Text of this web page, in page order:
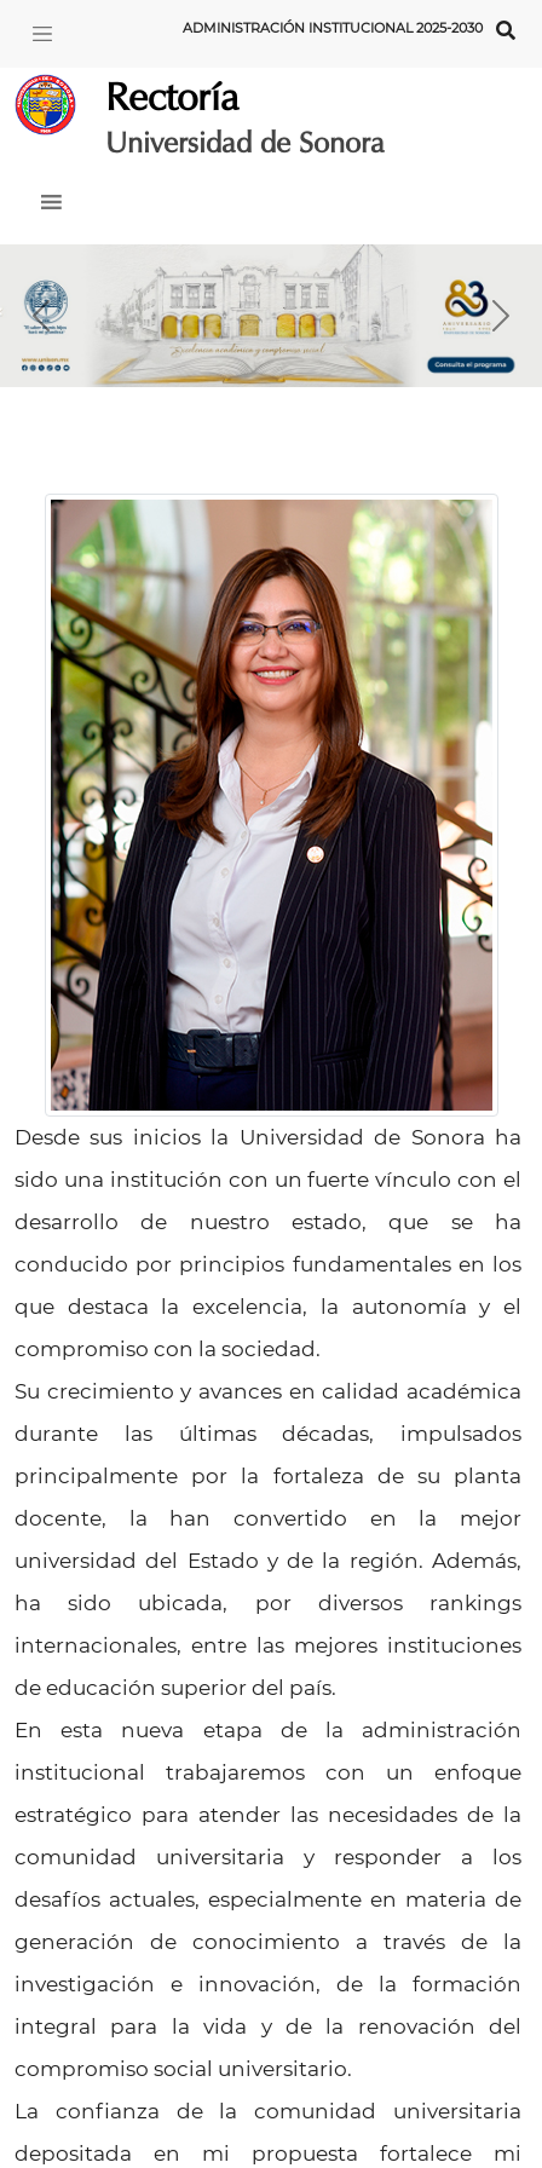
content
ADMINISTRACIÓN INSTITUCIONAL 2025-2030
Rectoría
Universidad de Sonora
Previous
Desde sus inicios la Universidad de Sonora ha
sido una institución con un fuerte vínculo con el
desarrollo de nuestro estado, que se ha
conducido por principios fundamentales en los
que destaca la excelencia, la autonomía y el
compromiso con la sociedad.
Su crecimiento y avances en calidad académica
durante las últimas décadas, impulsados
principalmente por la fortaleza de su planta
docente, la han convertido en la mejor
universidad del Estado y de la región. Además,
ha sido ubicada, por diversos rankings
internacionales, entre las mejores instituciones
de educación superior del país.
En esta nueva etapa de la administración
institucional trabajaremos con un enfoque
estratégico para atender las necesidades de la
comunidad universitaria y responder a los
desafíos actuales, especialmente en materia de
generación de conocimiento a través de la
investigación e innovación, de la formación
integral para la vida y de la renovación del
compromiso social universitario.
La confianza de la comunidad universitaria
depositada en mi propuesta fortalece mi